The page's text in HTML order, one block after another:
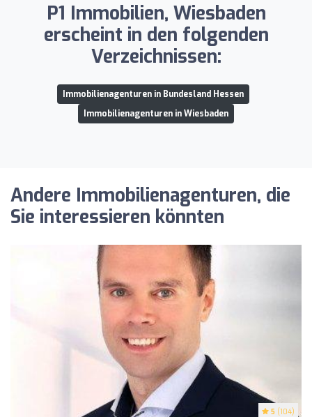
P1 Immobilien, Wiesbaden
erscheint in den folgenden
Verzeichnissen:
Immobilienagenturen in Bundesland Hessen
Immobilienagenturen in Wiesbaden
Andere Immobilienagenturen, die
Sie interessieren könnten
5 (104)